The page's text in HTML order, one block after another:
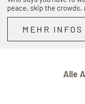
peace, skip the crowds,
MEHR INFOS
Alle